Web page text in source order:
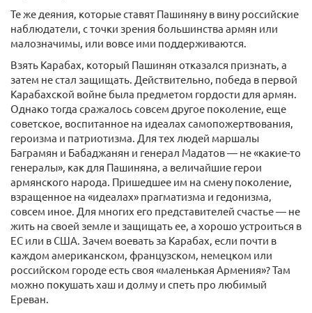
Те же деяния, которые ставят Пашиняну в вину российские
наблюдатели, с точки зрения большинства армян или
малозначимы, или вовсе ими поддерживаются.
Взять Карабах, который Пашинян отказался признать, а
затем не стал защищать. Действительно, победа в первой
Карабахской войне была предметом гордости для армян.
Однако тогда сражалось совсем другое поколение, еще
советское, воспитанное на идеалах самопожертвования,
героизма и патриотизма. Для тех людей маршалы
Баграмян и Бабаджанян и генерал Мадатов — не «какие-то
генералы», как для Пашиняна, а величайшие герои
армянского народа. Пришедшее им на смену поколение,
взращенное на «идеалах» прагматизма и гедонизма,
совсем иное. Для многих его представителей счастье — не
жить на своей земле и защищать ее, а хорошо устроиться в
ЕС или в США. Зачем воевать за Карабах, если почти в
каждом американском, французском, немецком или
российском городе есть своя «маленькая Армения»? Там
можно покушать хаш и долму и спеть про любимый
Ереван.